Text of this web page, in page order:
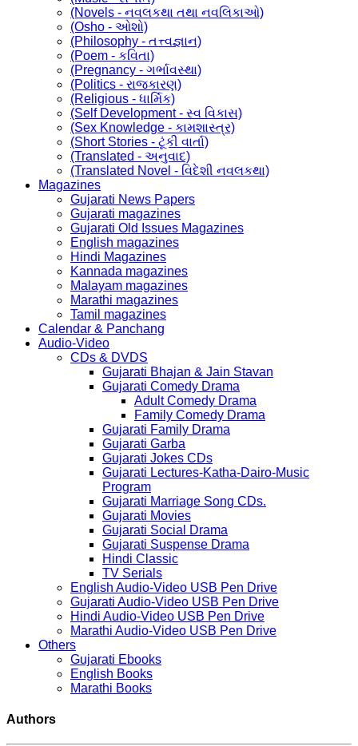
(Novels - નવલકથા તથા નવલિકાઓ)
(Osho - ઓશો)
(Philosophy - તત્ત્વજ્ઞાન)
(Poem - કવિતા)
(Pregnancy - ગર્ભાવસ્થા)
(Politics - રાજકારણ)
(Religious - ધાર્મિક)
(Self Development - સ્વ વિકાસ)
(Sex Knowledge - કામશાસ્ત્ર)
(Short Stories - ટૂંકી વાર્તા)
(Translated - અનુવાદ)
(Translated Novel - વિદેશી નવલકથા)
Magazines
Gujarati News Papers
Gujarati magazines
Gujarati Old Issues Magazines
English magazines
Hindi Magazines
Kannada magazines
Malayam magazines
Marathi magazines
Tamil magazines
Calendar & Panchang
Audio-Video
CDs & DVDS
Gujarati Bhajan & Jain Stavan
Gujarati Comedy Drama
Adult Comedy Drama
Family Comedy Drama
Gujarati Family Drama
Gujarati Garba
Gujarati Jokes CDs
Gujarati Lectures-Katha-Dairo-Music
Program
Gujarati Marriage Song CDs.
Gujarati Movies
Gujarati Social Drama
Gujarati Suspense Drama
Hindi Classic
TV Serials
English Audio-Video USB Pen Drive
Gujarati Audio-Video USB Pen Drive
Hindi Audio-Video USB Pen Drive
Marathi Audio-Video USB Pen Drive
Others
Gujarati Ebooks
English Books
Marathi Books
Authors